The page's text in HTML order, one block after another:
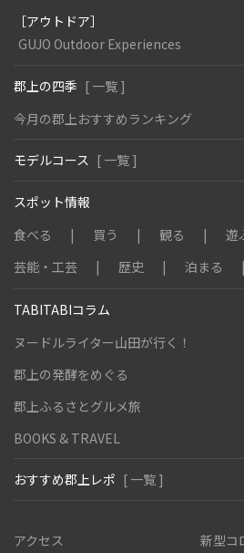
［アウトドア］
GUJO Outdoor Experiences
郡上の四季 [ 一覧 ]
今月の郡上おすすめランキング
モデルコース [ 一覧 ]
スポット情報
食べる
買う 観る
遊
芸能・工芸
歴史 泊まる
TABITABIコラム
ヌードルライター山田が行く！
郡上の発酵をめぐる
郡上ふるさとグルメ旅
BOOKS & TRAVEL
おすすめ郡上レポ [ 一覧 ]
アクセス 新型コ